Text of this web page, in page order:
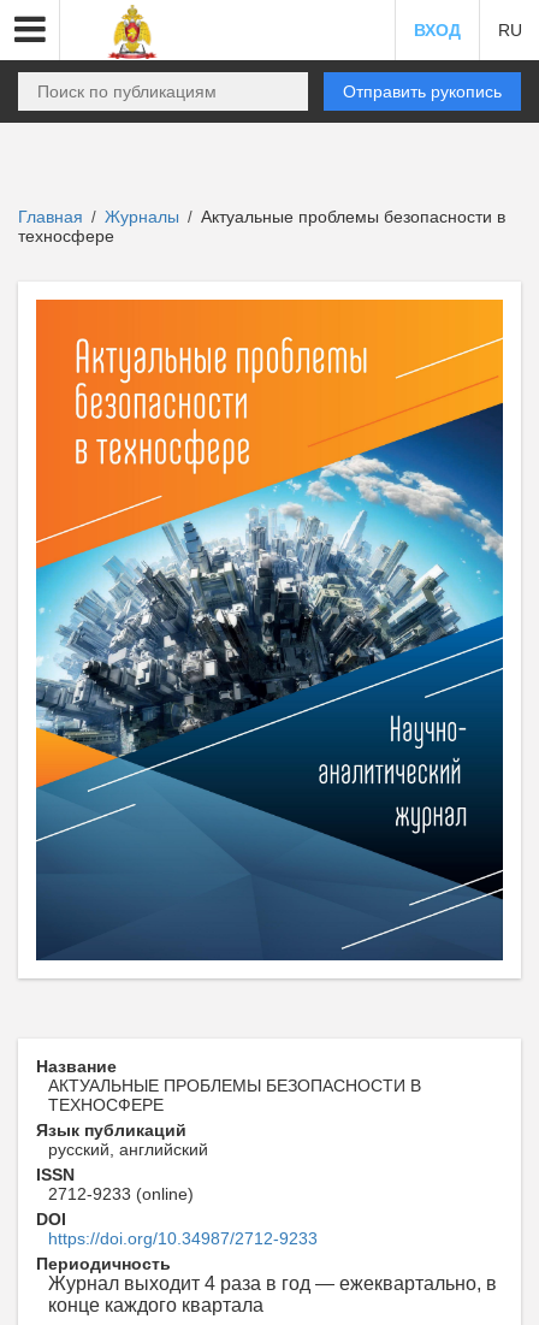
ВХОД RU
Отправить рукопись
Главная / Журналы / Актуальные проблемы безопасности в
техносфере
Название
АКТУАЛЬНЫЕ ПРОБЛЕМЫ БЕЗОПАСНОСТИ В
ТЕХНОСФЕРЕ
Язык публикаций
русский, английский
ISSN
2712-9233 (online)
DOI
https://doi.org/10.34987/2712-9233
Периодичность
Журнал выходит 4 раза в год — ежеквартально, в
конце каждого квартала